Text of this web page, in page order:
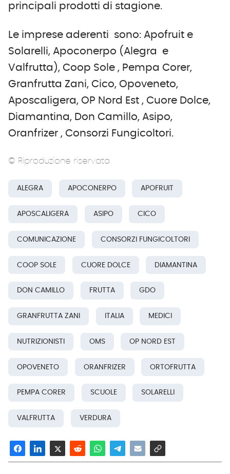
principali prodotti di stagione.
Le imprese aderenti sono: Apofruit e
Solarelli, Apoconerpo (Alegra e
Valfrutta), Coop Sole , Pempa Corer,
Granfrutta Zani, Cico, Opoveneto,
Aposcaligera, OP Nord Est , Cuore Dolce,
Diamantina, Don Camillo, Asipo,
Oranfrizer , Consorzi Fungicoltori.
© Riproduzione riservata
ALEGRA APOCONERPO APOFRUIT
APOSCALIGERA ASIPO CICO
COMUNICAZIONE CONSORZI FUNGICOLTORI
COOP SOLE CUORE DOLCE DIAMANTINA
DON CAMILLO FRUTTA GDO
GRANFRUTTA ZANI ITALIA MEDICI
NUTRIZIONISTI OMS OP NORD EST
OPOVENETO ORANFRIZER ORTOFRUTTA
PEMPA CORER SCUOLE SOLARELLI
VALFRUTTA VERDURA